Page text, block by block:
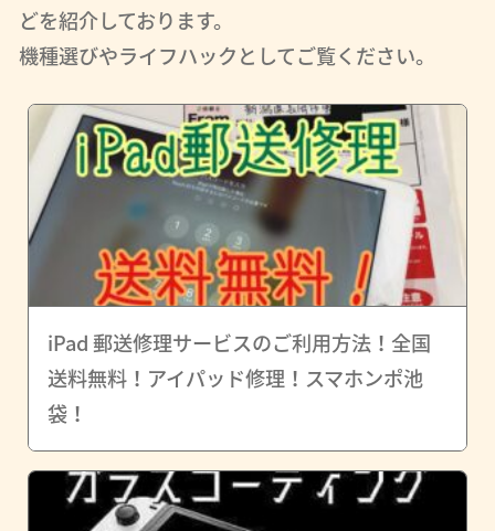
どを紹介しております。
機種選びやライフハックとしてご覧ください。
iPad 郵送修理サービスのご利用方法！全国
送料無料！アイパッド修理！スマホンポ池
袋！